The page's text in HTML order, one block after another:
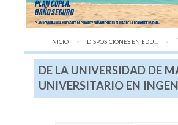
INICIO DISPOSICIONES EN EDU...
DE LA UNIVERSIDAD DE
UNIVERSITARIO EN